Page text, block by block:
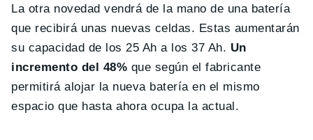
La otra novedad vendrá de la mano de una batería
que recibirá unas nuevas celdas. Estas aumentarán
su capacidad de los 25 Ah a los 37 Ah. Un
incremento del 48% que según el fabricante
permitirá alojar la nueva batería en el mismo
espacio que hasta ahora ocupa la actual.